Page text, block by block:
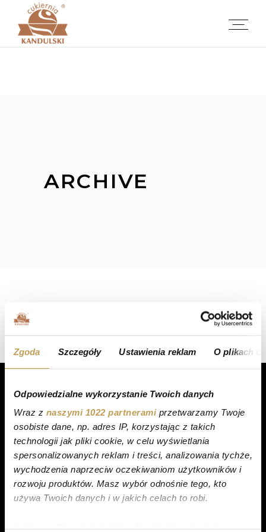
Zgoda Szczegóły Ustawienia reklam O plikach
Odpowiedzialne wykorzystanie Twoich danych
Wraz z naszymi 1022 partneramiprzetwarzamy Twoje
osobiste dane, np. adres IP, korzystając z takich
technologii jak pliki cookie, w celu wyświetlania
spersonalizowanych reklam i treści, analizowania tychże,
wychodzenia naprzeciw oczekiwaniom użytkowników i
rozwoju produktów. Masz wybór odnośnie tego, kto
używa Twoich danych i w jakich celach to robi.
ARCHIVE
Sorry, no posts matched your criteria.
PRODUKTY
Torty
Ciasta
Ciastka